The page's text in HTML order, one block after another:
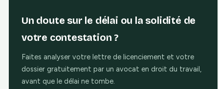
Un doute sur le délai ou la solidité de
votre contestation ?
Faites analyser votre lettre de licenciement et votre
dossier gratuitement par un avocat en droit du travail,
avant que le délai ne tombe.